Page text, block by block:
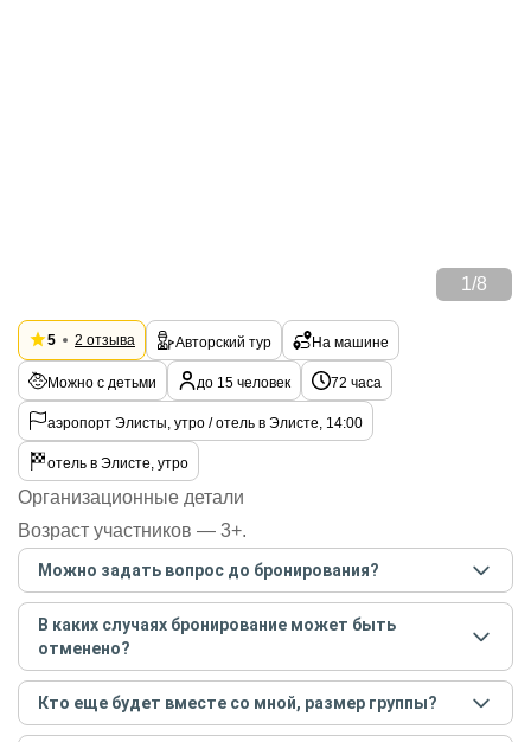
1 /8
5 2 отзыва Авторский тур На машине
Можно с детьми до 15 человек 72 часа
аэропорт Элисты, утро / отель в Элисте, 14:00
отель в Элисте, утро
Организационные детали
Возраст участников — 3+.
Можно задать вопрос до бронирования?
Достаточно перейти по ссылке «Задать вопрос» и
написать гиду. Платить при этом не нужно. Сначала
согласуйте с гидом интересующие вас вопросы и после
этого бронируйте экскурсию.Задать вопрос.
В каких случаях бронирование может быть
отменено?
Только в случае неблагоприятных погодных условий,
например, если экскурсия на кораблике, а по прогнозу
погоды аномально-сильный ветер. При этом гид
Кто еще будет вместе со мной, размер группы?
Если экскурсия индивидуальная, гид проведет встречу